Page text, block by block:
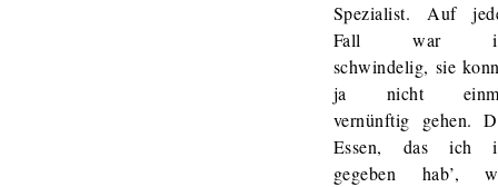
Spezialist. Auf
Fall war
schwindelig, sie
ja nicht
vernünftig gehen.
Essen, das ich
gegeben hab’,